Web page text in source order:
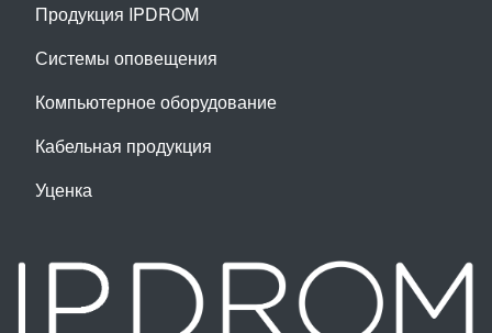
Продукция IPDROM
Системы оповещения
Компьютерное оборудование
Кабельная продукция
Уценка